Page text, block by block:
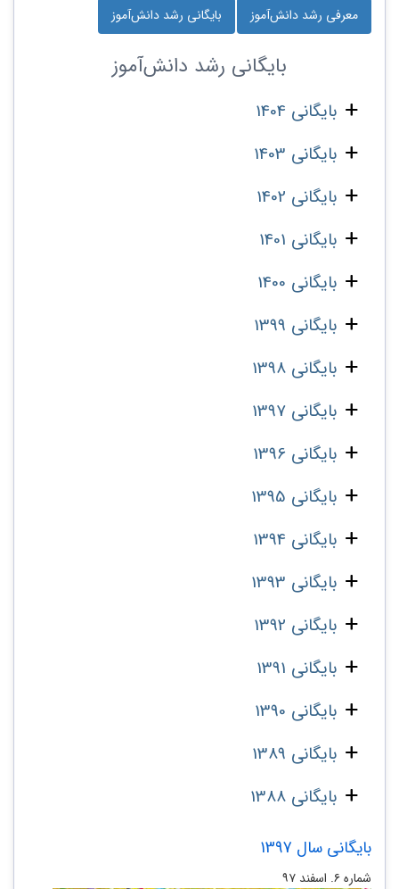
معرفی رشد دانش‌آموز بایگانی رشد دانش‌آموز
بایگانی رشد دانش‌آموز
بایگانی 1404
بایگانی 1403
بایگانی 1402
بایگانی 1401
بایگانی 1400
بایگانی 1399
بایگانی 1398
بایگانی 1397
بایگانی 1396
بایگانی 1395
بایگانی 1394
بایگانی 1393
بایگانی 1392
بایگانی 1391
بایگانی 1390
بایگانی 1389
بایگانی 1388
بایگانی سال 1397
شماره ۶. اسفند ۹۷